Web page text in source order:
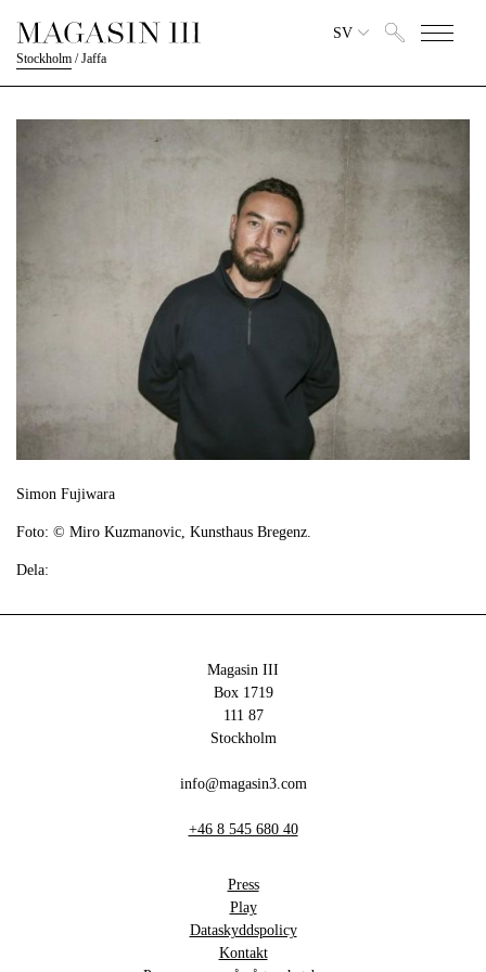
Stockholm /Jaffa
SV
Simon Fujiwara
Foto: © Miro Kuzmanovic, Kunsthaus Bregenz.
Dela:
Magasin III
Box 1719
111 87
Stockholm
info@magasin3.com
+46 8 545 680 40
Press
Play
Dataskyddspolicy
Kontakt